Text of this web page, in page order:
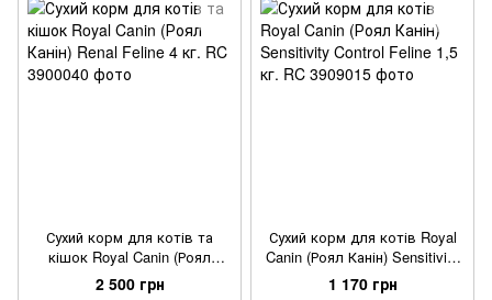
Сухий корм для котів та
кішок Royal Canin (Роял
Канін) Renal Feline 4 кг.
2 500 грн
Сухий корм для котів Royal
Canin (Роял Канін) Sensitivity
Control Feline 1,5 кг.
1 170 грн